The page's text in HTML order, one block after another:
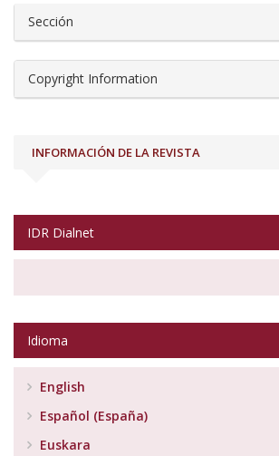
Sección
Copyright Information
INFORMACIÓN DE LA REVISTA
IDR Dialnet
Idioma
English
Español (España)
Euskara